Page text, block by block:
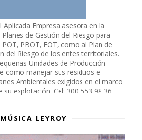
Aplicada Empresa asesora en la
de Gestión del Riesgo para
PBOT, EOT, como al Plan de
del Riesgo de los entes territoriales.
Unidades de Producción
cómo manejar sus residuos e
Ambientales exigidos en el marco
su explotación. Cel: 300 553 98 36
LEYROY